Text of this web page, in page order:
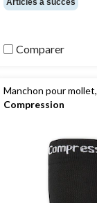
sur
Articles à succès
Comparer
Manchon pour mollet,
Compression